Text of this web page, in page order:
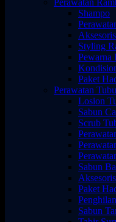
Perawatan
Shampo
Styling
Pewarna
Paket
Perawatan
Losion
Sabun
Scrub
Sabun
Paket
Sabun